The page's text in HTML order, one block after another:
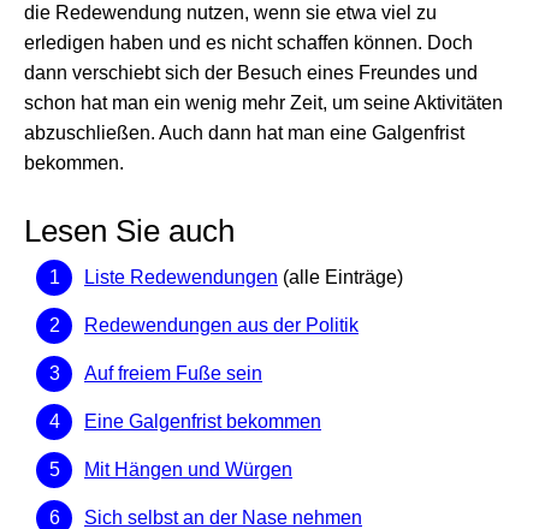
die Redewendung nutzen, wenn sie etwa viel zu
erledigen haben und es nicht schaffen können. Doch
dann verschiebt sich der Besuch eines Freundes und
schon hat man ein wenig mehr Zeit, um seine Aktivitäten
abzuschließen. Auch dann hat man eine Galgenfrist
bekommen.
Lesen Sie auch
Liste Redewendungen (alle Einträge)
Redewendungen aus der Politik
Auf freiem Fuße sein
Eine Galgenfrist bekommen
Mit Hängen und Würgen
Sich selbst an der Nase nehmen